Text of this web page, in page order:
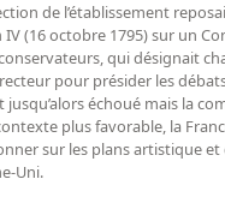
de l’établissement
IV (16 octobre 1795) sur un
qui désignait
pour présider les
échoué mais la
plus favorable, la
sur les plans artistique
Uni.